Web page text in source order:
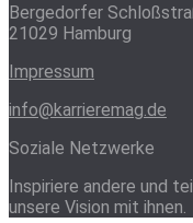
Bergedorfer
21029 Hamburg
Impressum
info@karrieremag.de
Soziale Netzwerke
Inspiriere andere und
unsere Vision mit ihnen.